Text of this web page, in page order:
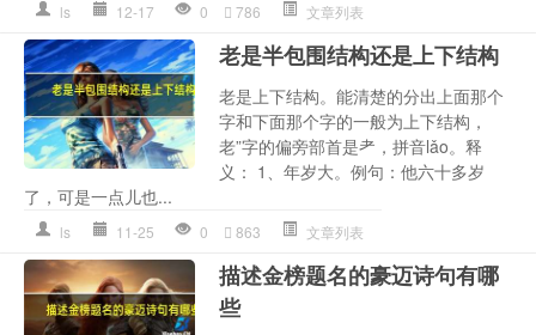
ls 12-17 0 786 文章列表
老是半包围结构还是上下结构
老是上下结构。能清楚的分出上面那个
字和下面那个字的一般为上下结构，
老”字的偏旁部首是耂，拼音lǎo。释
义： 1、年岁大。例句：他六十多岁
了，可是一点儿也...
ls 11-25 0 863 文章列表
描述金榜题名的豪迈诗句有哪
些